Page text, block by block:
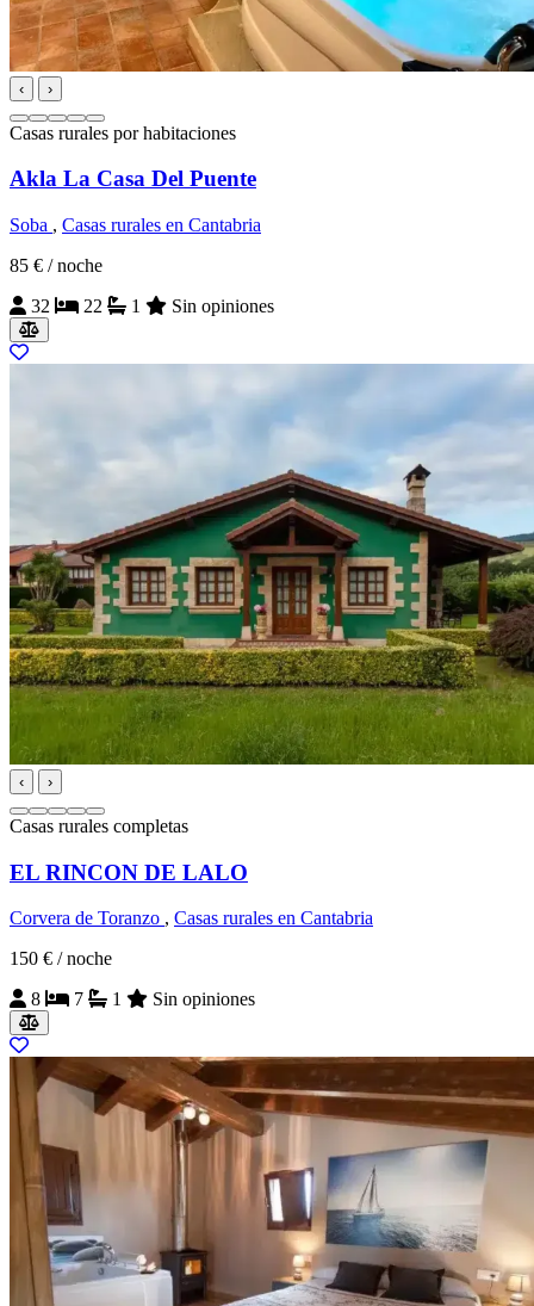
‹ ›
Casas rurales por habitaciones
Akla La Casa Del Puente
Soba , Casas rurales en Cantabria
85 € / noche
32
22 1 Sin opiniones
‹ ›
Casas rurales completas
EL RINCON DE LALO
Corvera de Toranzo , Casas rurales en Cantabria
150 € / noche
8
7 1 Sin opiniones